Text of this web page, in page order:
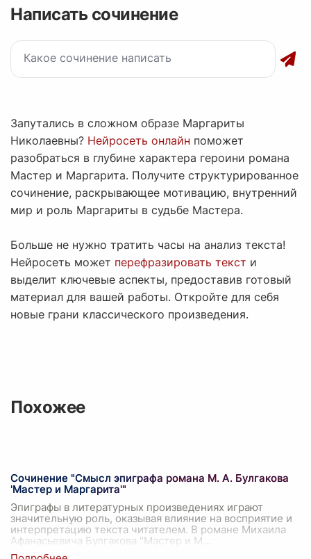
Написать сочинение
Запутались в сложном образе Маргариты
Николаевны? Нейросеть онлайн поможет
разобраться в глубине характера героини романа
Мастер и Маргарита. Получите структурированное
сочинение, раскрывающее мотивацию, внутренний
мир и роль Маргариты в судьбе Мастера.
Больше не нужно тратить часы на анализ текста!
Нейросеть может перефразировать текст и
выделит ключевые аспекты, предоставив готовый
материал для вашей работы. Откройте для себя
новые грани классического произведения.
Похожее
Сочинение "Смысл эпиграфа романа М. А. Булгакова
'Мастер и Маргарита'"
Эпиграфы в литературных произведениях играют
значительную роль, оказывая влияние на восприятие и
интерпретацию текста читателем. В романе Михаила
Афанасьевича Булгакова "Мастер и М